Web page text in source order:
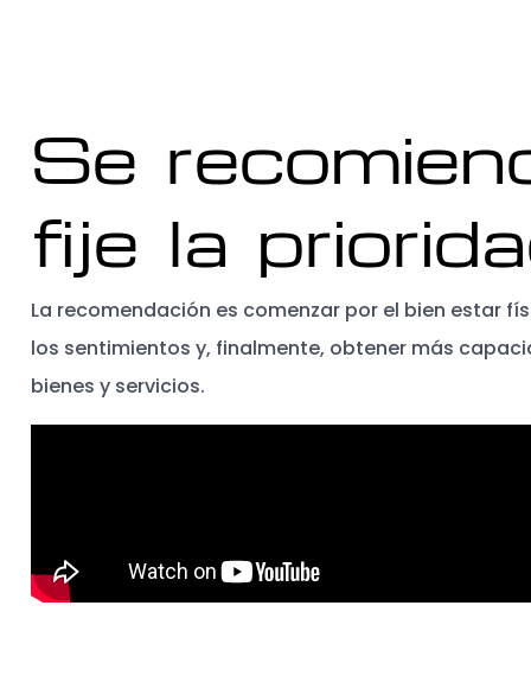
Se
fije la
La recomendación es comenzar por el bien estar
los sentimientos y, finalmente, obtener más
bienes y servicios.